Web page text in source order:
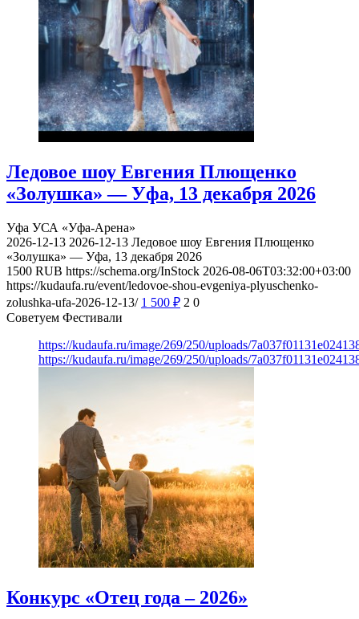
Ледовое шоу Евгения Плющенко
«Золушка» — Уфа, 13 декабря 2026
Уфа УСА «Уфа-Арена»
2026-12-13 2026-12-13 Ледовое шоу Евгения Плющенко
«Золушка» — Уфа, 13 декабря 2026
1500 RUB https://schema.org/InStock 2026-08-06T03:32:00+03:00
https://kudaufa.ru/event/ledovoe-shou-evgeniya-plyuschenko-
zolushka-ufa-2026-12-13/ 1 500 ₽ 2 0
Советуем Фестивали
https://kudaufa.ru/image/269/250/uploads/
https://kudaufa.ru/image/269/250/uploads/
Конкурс «Отец года – 2026»